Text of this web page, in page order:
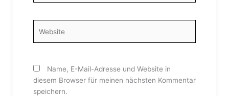
Name, E-Mail-Adresse und Website in
diesem Browser für meinen nächsten Kommentar
speichern.